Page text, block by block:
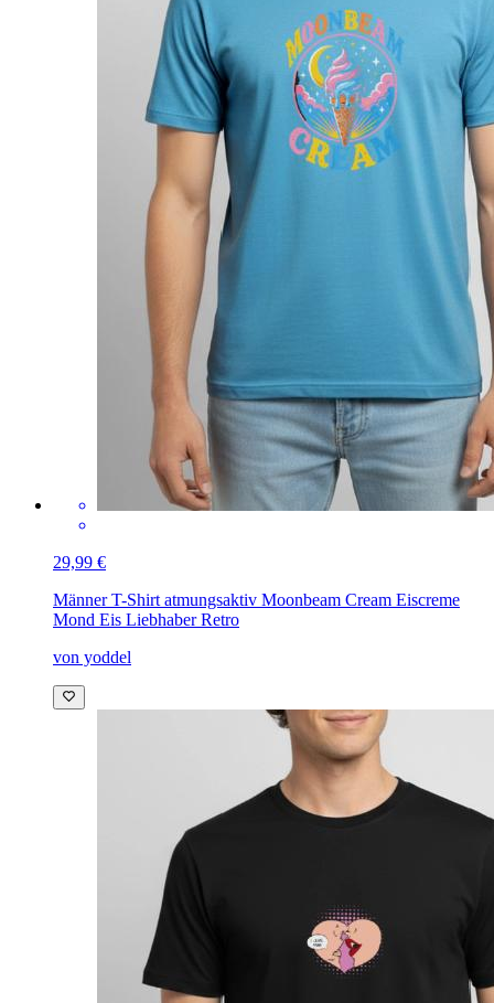
29,99 €
Männer T-Shirt atmungsaktiv Moonbeam Cream Eiscreme
Mond Eis Liebhaber Retro
von yoddel